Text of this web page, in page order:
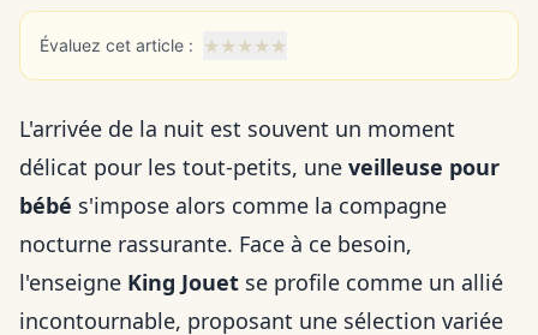
Évaluez cet article : ★★★★★
L'arrivée de la nuit est souvent un moment
délicat pour les tout-petits, une veilleuse pour
bébé s'impose alors comme la compagne
nocturne rassurante. Face à ce besoin,
l'enseigne King Jouet se profile comme un allié
incontournable, proposant une sélection variée